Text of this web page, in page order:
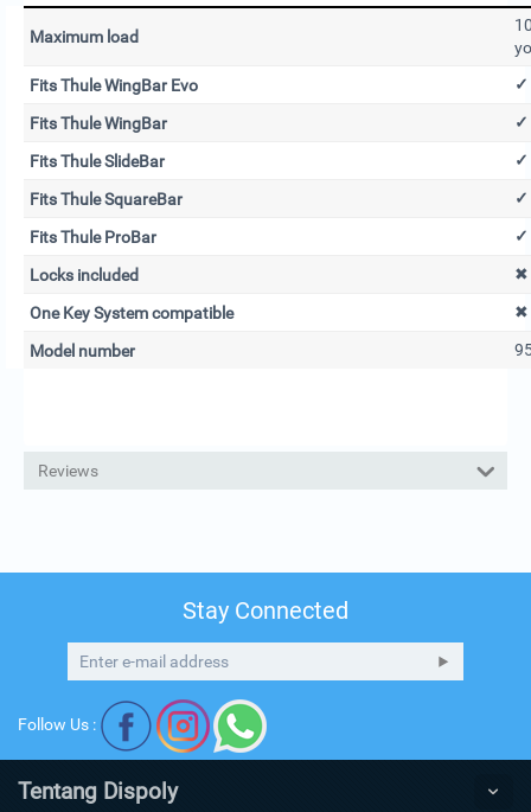
Maximum load
Fits Thule WingBar Evo
✓
Fits Thule WingBar ✓
Fits Thule SlideBar ✓
Fits Thule SquareBar ✓
Fits Thule ProBar ✓
Locks included ✖
One Key System compatible ✖
Model number
Reviews
Stay Connected
Follow Us :
Tentang Dispoly